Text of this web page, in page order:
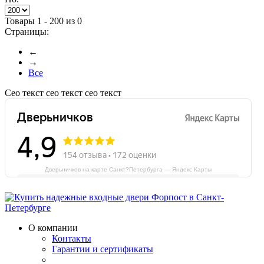
Товары 1 - 200 из 0
Страницы:
←
→
Все
Сео текст сео текст сео текст
Дверьничков на карте Санкт?Петербурга — Яндекс Карты
О компании
Контакты
Гарантии и сертификаты